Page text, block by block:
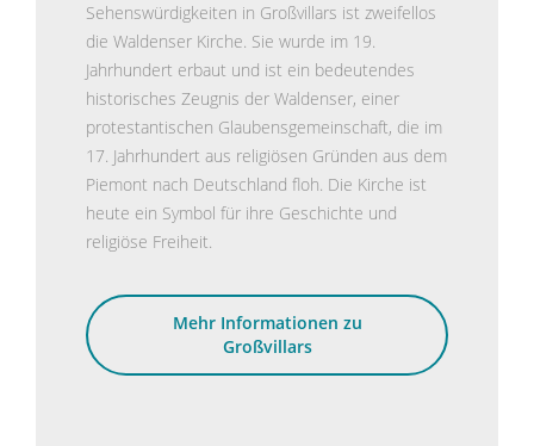
Sehenswürdigkeiten in Großvillars ist zweifellos
die Waldenser Kirche. Sie wurde im 19.
Jahrhundert erbaut und ist ein bedeutendes
historisches Zeugnis der Waldenser, einer
protestantischen Glaubensgemeinschaft, die im
17. Jahrhundert aus religiösen Gründen aus dem
Piemont nach Deutschland floh. Die Kirche ist
heute ein Symbol für ihre Geschichte und
religiöse Freiheit.
Mehr Informationen zu
Großvillars